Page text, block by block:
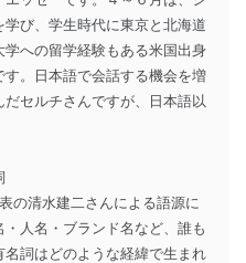
び、学生時代に東京と北海道
への留学経験もある米国出身
。日本語で会話する機会を増
セルチさんですが、日本語以
の清水建二さんによる語源に
人名・ブランド名など、誰も
詞はどのような経緯で生まれ